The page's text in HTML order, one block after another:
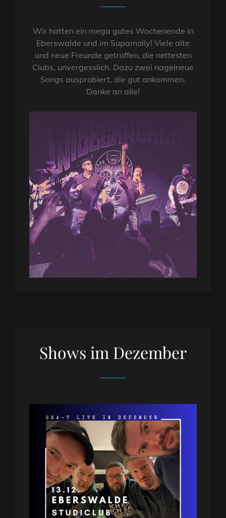
Wir hatten ein mega gutes Wochenende in
Eberswalde und im Supamolly! Viele alte
und neue Freunde getroffen, die nettesten
Clubs, unvergesslich. Dazu zwei nagelneue
Songs ausprobiert, die gut ankommen.
Danke an alle!
Shows im Dezember